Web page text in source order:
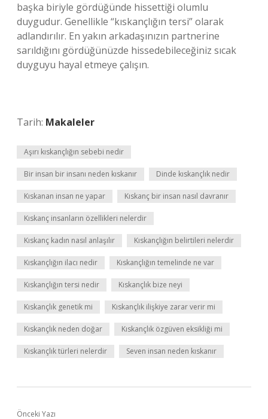
başka biriyle gördüğünde hissettiği olumlu
duygudur. Genellikle “kıskançlığın tersi” olarak
adlandırılır. En yakın arkadaşınızın partnerine
sarıldığını gördüğünüzde hissedebileceğiniz sıcak
duyguyu hayal etmeye çalışın.
Tarih: Makaleler
Aşırı kıskançlığın sebebi nedir
Bir insan bir insanı neden kıskanır Dinde kıskançlık nedir
Kıskanan insan ne yapar Kıskanç bir insan nasıl davranır
Kıskanç insanların özellikleri nelerdir
Kıskanç kadın nasıl anlaşılır Kıskançlığın belirtileri nelerdir
Kıskançlığın ilacı nedir Kıskançlığın temelinde ne var
Kıskançlığın tersi nedir Kıskançlık bize neyi
Kıskançlık genetik mi Kıskançlık ilişkiye zarar verir mi
Kıskançlık neden doğar Kıskançlık özgüven eksikliği mi
Kıskançlık türleri nelerdir Seven insan neden kıskanır
Önceki Yazı